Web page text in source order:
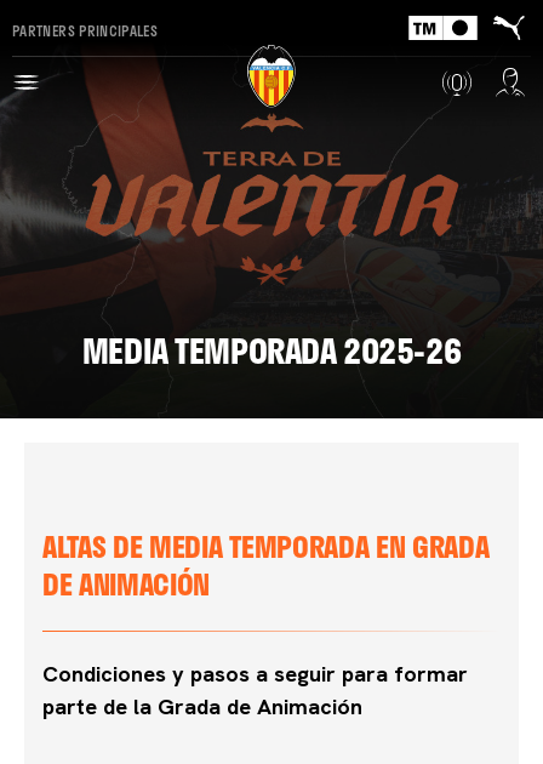
PARTNERS PRINCIPALES
MEDIA TEMPORADA 2025-26
ALTAS DE MEDIA TEMPORADA EN GRADA
DE ANIMACIÓN
Condiciones y pasos a seguir para formar
parte de la Grada de Animación